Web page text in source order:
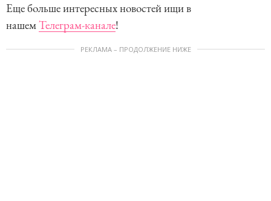
Еще больше интересных новостей ищи в
нашемТелеграм-канале!
РЕКЛАМА – ПРОДОЛЖЕНИЕ НИЖЕ